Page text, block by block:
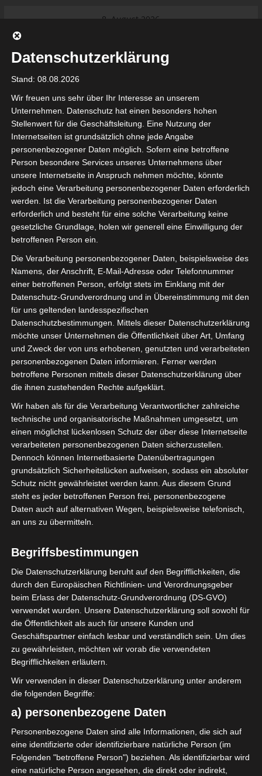
8. August 2026
beginnt am 22. und 23. August
2026 (Update)
Meisterschaft an
Ligue 1 Pro: Spielplan der ersten 15
Spieltage der Saison 2026/2027
Ligue 2 Pro Tunesien 2026/2027 –
Saison beginnt am am 19./20.
September 2026
Internationaler Sportgerichtshof
lehnt Eilverfahren ab – AS Soliman
steuert auf die Ligue 2 zu
tunesienfussball.de
Tunesien Ligafußball
Für die Nutzung von Google Adsense (Google Ireland Limited, Gordon
Barrow Street, Dublin, D04 E5W5, Ireland) benötigen wir laut DSGVO Ihre
Zustimmung. Es werden seitens Google Adsense personenbezogene Daten
erhoben, verarbeitet und gespeichert. Welche Daten genau entnehmen Sie
den Datenschutzbedingungen.
Google Adsenseist deaktiviert. ✓ Erlauben Datenschutzbedingungen
Sie befinden sich hier:Startseite» Olympique de Béjà
(OB) – Jeunesse Sportive Kairouanaise (JSK)
23 Dez. 2020
Meisterschaft Tunesien 2020/21| Spieltag 2
Olympique de
Béjà (OB) 1
Datenschutzerklärung
Stand: 08.08.2026
Wir freuen uns sehr über Ihr Interesse an unserem
Unternehmen. Datenschutz hat einen besonders hohen
Stellenwert für die Geschäftsleitung. Eine Nutzung der
Internetseiten ist grundsätzlich ohne jede Angabe
personenbezogener Daten möglich. Sofern eine betroffene
Person besondere Services unseres Unternehmens über
unsere Internetseite in Anspruch nehmen möchte, könnte
jedoch eine Verarbeitung personenbezogener Daten erforderlich
werden. Ist die Verarbeitung personenbezogener Daten
erforderlich und besteht für eine solche Verarbeitung keine
gesetzliche Grundlage, holen wir generell eine Einwilligung der
betroffenen Person ein.
Die Verarbeitung personenbezogener Daten, beispielsweise des
Namens, der Anschrift, E-Mail-Adresse oder Telefonnummer
einer betroffenen Person, erfolgt stets im Einklang mit der
Datenschutz-Grundverordnung und in Übereinstimmung mit den
für uns geltenden landesspezifischen
Datenschutzbestimmungen. Mittels dieser Datenschutzerklärung
möchte unser Unternehmen die Öffentlichkeit über Art, Umfang
und Zweck der von uns erhobenen, genutzten und verarbeiteten
personenbezogenen Daten informieren. Ferner werden
betroffene Personen mittels dieser Datenschutzerklärung über
die ihnen zustehenden Rechte aufgeklärt.
Wir haben als für die Verarbeitung Verantwortlicher zahlreiche
technische und organisatorische Maßnahmen umgesetzt, um
einen möglichst lückenlosen Schutz der über diese Internetseite
verarbeiteten personenbezogenen Daten sicherzustellen.
Dennoch können Internetbasierte Datenübertragungen
grundsätzlich Sicherheitslücken aufweisen, sodass ein absoluter
Schutz nicht gewährleistet werden kann. Aus diesem Grund
steht es jeder betroffenen Person frei, personenbezogene
Daten auch auf alternativen Wegen, beispielsweise telefonisch,
an uns zu übermitteln.
Begriffsbestimmungen
Die Datenschutzerklärung beruht auf den Begrifflichkeiten, die
durch den Europäischen Richtlinien- und Verordnungsgeber
beim Erlass der Datenschutz-Grundverordnung (DS-GVO)
verwendet wurden. Unsere Datenschutzerklärung soll sowohl für
die Öffentlichkeit als auch für unsere Kunden und
Geschäftspartner einfach lesbar und verständlich sein. Um dies
zu gewährleisten, möchten wir vorab die verwendeten
Begrifflichkeiten erläutern.
Wir verwenden in dieser Datenschutzerklärung unter anderem
die folgenden Begriffe:
a) personenbezogene Daten
Personenbezogene Daten sind alle Informationen, die sich auf
eine identifizierte oder identifizierbare natürliche Person (im
Folgenden "betroffene Person") beziehen. Als identifizierbar wird
eine natürliche Person angesehen, die direkt oder indirekt,